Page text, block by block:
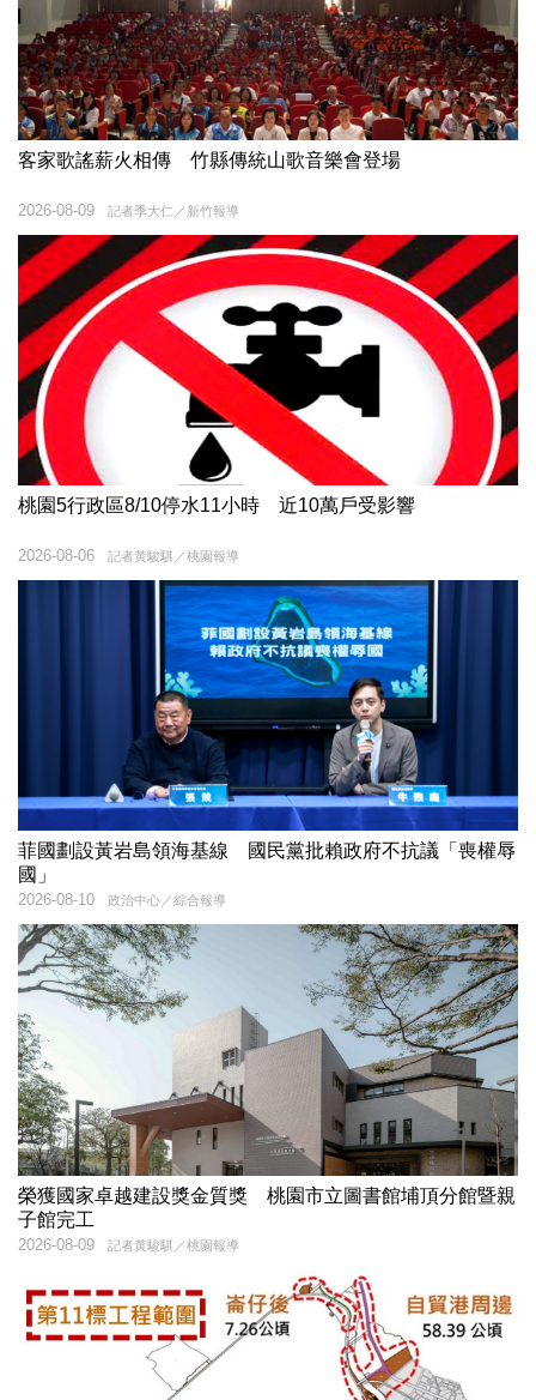
客家歌謠薪火相傳 竹縣傳統山歌音樂會登場
記者季大仁／新竹報導
2026-08-09
桃園5行政區8/10停水11小時 近10萬戶受影響
記者黃駿騏／桃園報導
2026-08-06
菲國劃設黃岩島領海基線 國民黨批賴政府不抗議「喪權辱
國」
政治中心／綜合報導
2026-08-10
榮獲國家卓越建設獎金質獎 桃園市立圖書館埔頂分館暨親
子館完工
記者黃駿騏／桃園報導
2026-08-09